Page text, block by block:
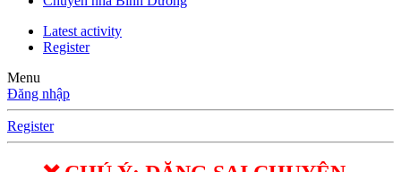
Latest activity
Register
Menu
Đăng nhập
Register